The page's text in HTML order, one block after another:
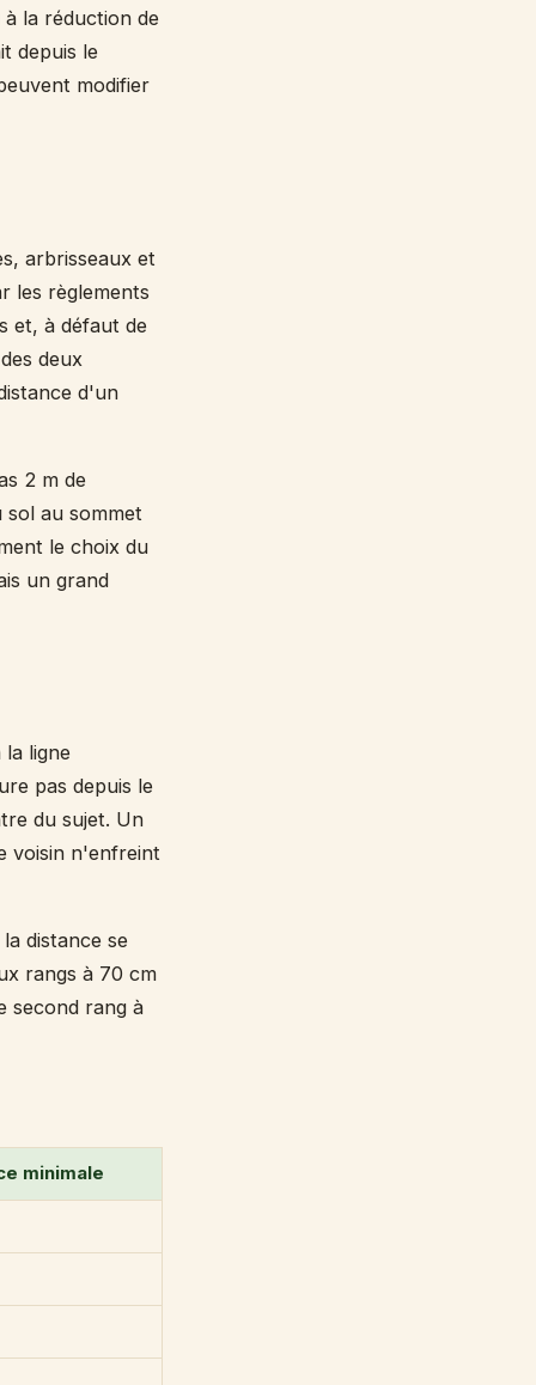
la réduction de
depuis le
modifier
arbrisseaux et
les règlements
et, à défaut de
deux
d'un
2 m de
au sommet
le choix du
un grand
ligne
pas depuis le
du sujet. Un
voisin n'enfreint
distance se
rangs à 70 cm
second rang à
minimale